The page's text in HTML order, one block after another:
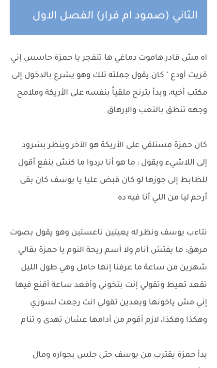
الثاني (صمود ام فرار) الفصل الاول
اه مش قادر هاموت دماغي ها تنفجر يا حمزة حاسس إني
قريت أودع " كان يقول جملته تلك وهو يشرع بالدخول إلى
مكتب أخيه، وبدأ يترنح ملقياً بنفسه على الأريكة وملامح
وجهه تنطق بالتعب والإرهاق
كان حمزة مستلقي على الأريكة هو الآخر وينظر بشرود
إلى اللاشيء ويقول : ما هو أنا بردوا ما كنش ينفع أقول
للظابط إلى جوزها لو كان قبض عليا يا يوسف كان بقى
أرحم ليا من اللي أنا فيه ده
نتاءب يوسف ونظر له يعيتين ناعستين وهو يقول بصوت
مرهق: ما يفتش أنام ولا أسم ريحة النوم يا حمزة بقالي
شهرين من ساعة ما عرفنا إنها حامل وهي طول الليل
تقعد تعيط وتقولي إنت بتخوني وأقعد ساعة أقنع فيها
إني مش ياخونها وبعدين تقولي انت رجعت لسوزي
وهكذا وهكذا، لازم أقوم من أدامها عشان تهدى و تنام
بدأ حمزة يقترب من يوسف حتى جلس بجواره ومال